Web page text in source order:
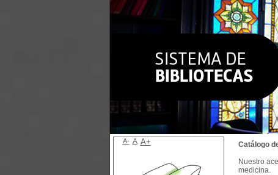
Catálogo
Nuestro
medicina.
A- A A+